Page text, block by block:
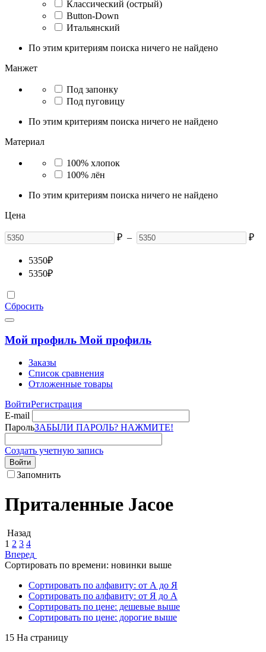
Классический (острый)
Button-Down
Итальянский
По этим критериям поиска ничего не найдено
Манжет
Под запонку
Под пуговицу
По этим критериям поиска ничего не найдено
Материал
100% хлопок
100% лён
По этим критериям поиска ничего не найдено
Цена
₽ – ₽
5350₽
5350₽
Сбросить
Мой профиль Мой профиль
Заказы
Список сравнения
Отложенные товары
ВойтиРегистрация
E-mail
ПарольЗАБЫЛИ ПАРОЛЬ? НАЖМИТЕ!
Создать учетную запись
Войти
Запомнить
Приталенные Jacoe
Назад
1 2 3 4
Вперед
Сортировать по времени: новинки выше
Сортировать по алфавиту: от А до Я
Сортировать по алфавиту: от Я до А
Сортировать по цене: дешевые выше
Сортировать по цене: дорогие выше
15 На страницу